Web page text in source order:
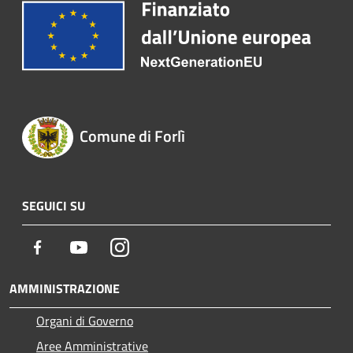
Comune di Forlì
SEGUICI SU
Facebook YoutubeInstagram
AMMINISTRAZIONE
Organi di Governo
Aree Amministrative